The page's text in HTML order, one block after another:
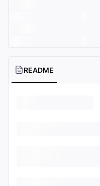
README